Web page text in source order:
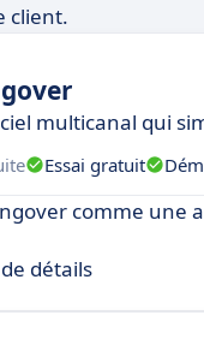
client.
multicanal qui
Essai gratuit
comme une
détails